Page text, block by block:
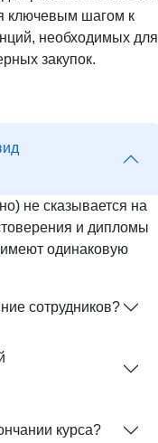
ключевым шагом к
необходимых для
закупок.
не сказывается на
и дипломы
одинаковую
сотрудников?
курса?